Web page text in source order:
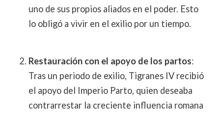
uno de sus propios aliados en el poder. Esto
lo obligó a vivir en el exilio por un tiempo.
Restauración con el apoyo de los partos:
Tras un periodo de exilio, Tigranes IV recibió
el apoyo del Imperio Parto, quien deseaba
contrarrestar la creciente influencia romana